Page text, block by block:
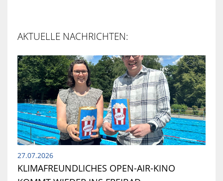
AKTUELLE NACHRICHTEN:
27.07.2026
KLIMAFREUNDLICHES OPEN-AIR-KINO